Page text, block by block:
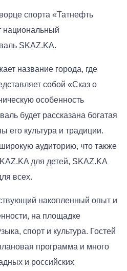
спорта «Татнефть
национальный
SKAZ.KA.
название города, где
собой «Сказ о
особенность
будет рассказана богатая
его культура и традиции.
аудиторию, что также
для детей, SKAZ.KA
всех.
накопленный опыт и
на площадке
спорт и культура. Гостей
программа и много
и российских